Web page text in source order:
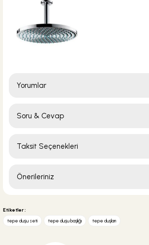
Yorumlar
Soru & Cevap
Taksit Seçenekleri
Önerileriniz
yetersiz gördüğünüz noktaları öneri formunu
Görüş ve önerileriniz için teşekkür ederiz.
Etiketler :
tepe duşu seti
tepe duşu başlığı tepe duşları